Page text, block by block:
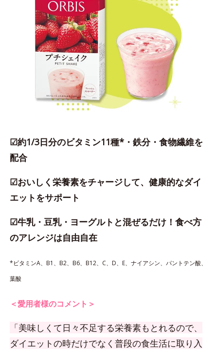
☑約1/3日分のビタミン11種*・鉄分・食物繊維を
配合
☑おいしく栄養素をチャージして、健康的なダイ
エットをサポート
☑牛乳・豆乳・ヨーグルトと混ぜるだけ！食べ方
のアレンジは自由自在
*ビタミンA、B1、B2、B6、B12、C、D、E、ナイアシン、パントテン酸、
葉酸
＜愛用者様のコメント＞
「美味しくて日々不足する栄養素もとれるので、
ダイエットの時だけでなく普段の食生活に取り入